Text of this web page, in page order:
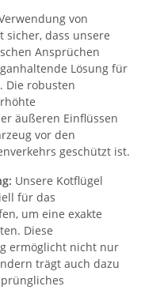
von
dass unsere
Ansprüchen
Lösung für
Die robusten
äußeren Einflüssen
vor den
geschützt ist.
Unsere Kotflügel
für das
um eine exakte
Diese
ermöglicht nicht nur
trägt auch dazu